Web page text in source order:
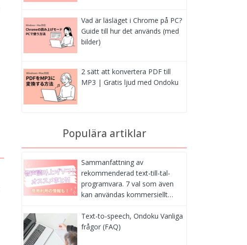
Vad är läsläget i Chrome på PC?
Guide till hur det används (med
bilder)
2 sätt att konvertera PDF till
MP3 | Gratis ljud med Ondoku
Populära artiklar
Sammanfattning av
rekommenderad text-till-tal-
programvara. 7 val som även
kan användas kommersiellt…
Text-to-speech, Ondoku Vanliga
frågor (FAQ)